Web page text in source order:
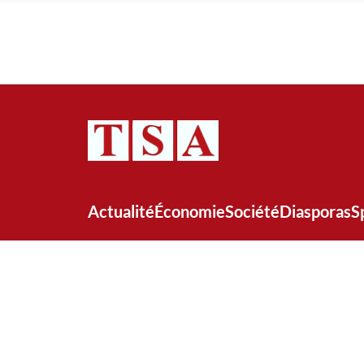
ActualitéÉconomieSociétéDiasporas